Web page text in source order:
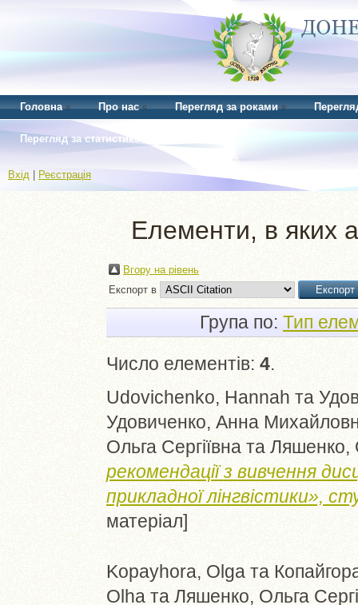
Головна Про нас Перегляд за роками
Перегляд за статистикою
Вхід Реєстрація
Елементи, в яких
Вгору на рівень
Експорт в
Група по: Тип
Число елементів: 4.
Udovichenko, Hannah та
Удовиченко, Анна
Ольга Сергіївна та Ляшенко,
рекомендації з вивчення
прикладної лінгвістики»,
матеріал]
Kopayhora, Olga та
Olha та Ляшенко, Ольга